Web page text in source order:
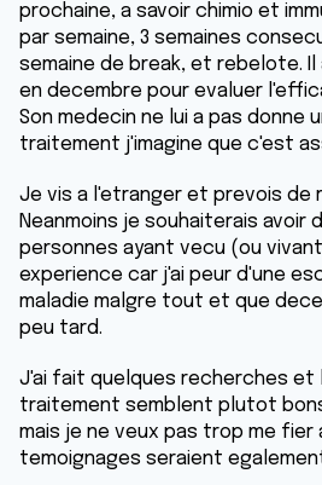
prochaine, a savoir chimio et
par semaine, 3 semaines
semaine de break, et rebelote. Il
en decembre pour evaluer
Son medecin ne lui a pas donne
traitement j'imagine que c'est
Je vis a l'etranger et prevois de
Neanmoins je souhaiterais avoir
personnes ayant vecu (ou
experience car j'ai peur d'une
maladie malgre tout et que
peu tard.
J'ai fait quelques recherches
traitement semblent plutot
mais je ne veux pas trop me
temoignages seraient